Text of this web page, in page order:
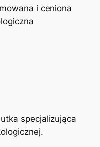
specjalizująca